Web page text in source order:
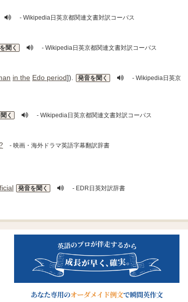
- Wikipedia日英京都関連文書対訳コーパス
聞く - Wikipedia日英京都関連文書対訳コーパス
in the Edo period]). 発音を聞く
- Wikipedia日英京
く - Wikipedia日英京都関連文書対訳コーパス
- 映画・海外ドラマ英語字幕翻訳辞書
発音を聞く - EDR日英対訳辞書